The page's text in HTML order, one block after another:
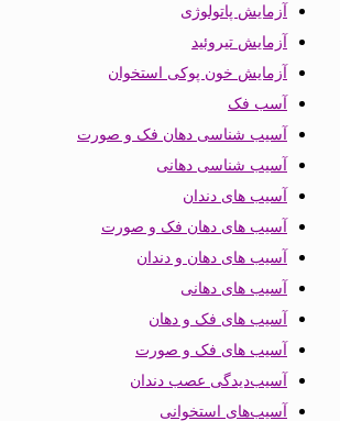
آزمایش پاتولوژی
آزمایش تیروئید
آزمایش خون پوکی استخوان
آسب فک
آسیب شناسی دهان فک و صورت
آسیب شناسی دهانی
آسیب های دندان
آسیب های دهان فک و صورت
آسیب های دهان و دندان
آسیب های دهانی
آسیب های فک و دهان
آسیب های فک و صورت
آسیب‌دیدگی عصب دندان
آسیب‌های استخوانی